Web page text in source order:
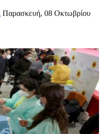
Παρασκευή, 08 Οκτωβρίου